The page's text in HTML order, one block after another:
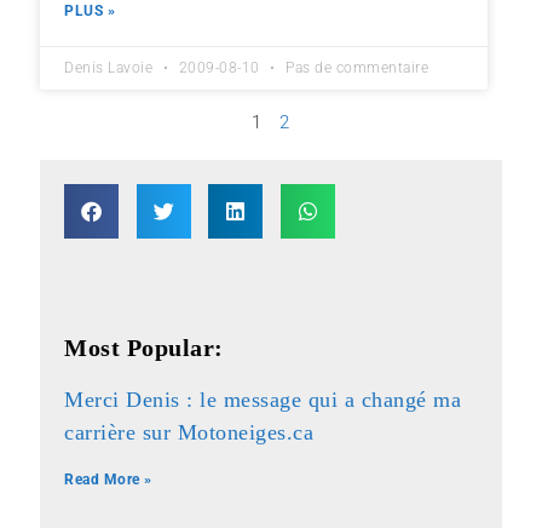
PLUS »
Denis Lavoie 2009-08-10 Pas de commentaire
1 2
Most Popular:
Merci Denis : le message qui a changé ma
carrière sur Motoneiges.ca
Read More »